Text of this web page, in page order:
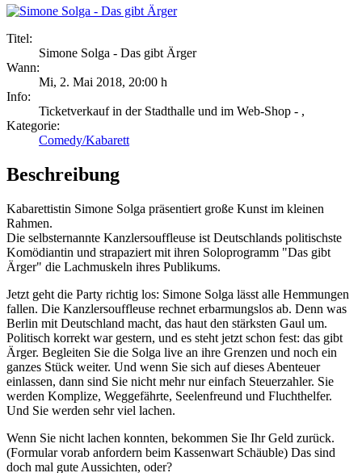
Titel:
Simone Solga - Das gibt Ärger
Wann:
Mi, 2. Mai 2018, 20:00 h
Info:
Ticketverkauf in der Stadthalle und im Web-Shop - ,
Kategorie:
Comedy/Kabarett
Beschreibung
Kabarettistin Simone Solga präsentiert große Kunst im kleinen
Rahmen.
Die selbsternannte Kanzlersouffleuse ist Deutschlands politischste
Komödiantin und strapaziert mit ihren Soloprogramm "Das gibt
Ärger" die Lachmuskeln ihres Publikums.
Jetzt geht die Party richtig los: Simone Solga lässt alle Hemmungen
fallen. Die Kanzlersouffleuse rechnet erbarmungslos ab. Denn was
Berlin mit Deutschland macht, das haut den stärksten Gaul um.
Politisch korrekt war gestern, und es steht jetzt schon fest: das gibt
Ärger. Begleiten Sie die Solga live an ihre Grenzen und noch ein
ganzes Stück weiter. Und wenn Sie sich auf dieses Abenteuer
einlassen, dann sind Sie nicht mehr nur einfach Steuerzahler. Sie
werden Komplize, Weggefährte, Seelenfreund und Fluchthelfer.
Und Sie werden sehr viel lachen.
Wenn Sie nicht lachen konnten, bekommen Sie Ihr Geld zurück.
(Formular vorab anfordern beim Kassenwart Schäuble) Das sind
doch mal gute Aussichten, oder?